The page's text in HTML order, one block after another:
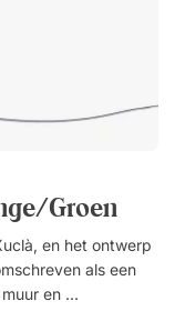
Groen
en het ontwerp
als een
en geniet van